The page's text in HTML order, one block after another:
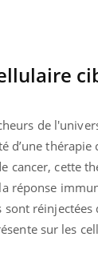
de
d’une
cancer, cette
réponse
sont
sur les